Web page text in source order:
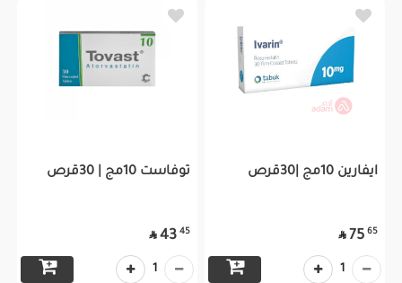
ايفارين 10مج |30قرص
65
75

1
توفاست 10مج | 30قرص
45
43

1